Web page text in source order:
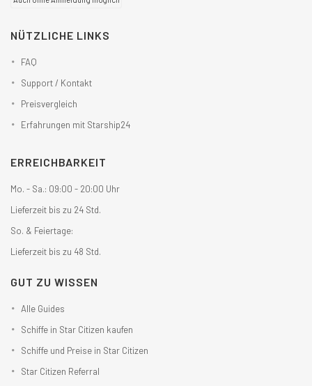
NÜTZLICHE LINKS
FAQ
Support / Kontakt
Preisvergleich
Erfahrungen mit Starship24
ERREICHBARKEIT
Mo. - Sa.: 09:00 - 20:00 Uhr
Lieferzeit bis zu 24 Std.
So. & Feiertage:
Lieferzeit bis zu 48 Std.
GUT ZU WISSEN
Alle Guides
Schiffe in Star Citizen kaufen
Schiffe und Preise in Star Citizen
Star Citizen Referral